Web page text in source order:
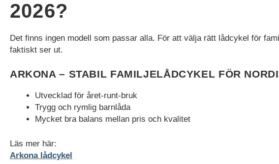
2026?
Det finns ingen modell som passar alla. För att välja rätt lådcykel för
faktiskt ser ut.
ARKONA – STABIL FAMILJELÅDCYKEL FÖR
Utvecklad för året-runt-bruk
Trygg och rymlig barnlåda
Mycket bra balans mellan pris och kvalitet
Läs mer här:
Arkona lådcykel